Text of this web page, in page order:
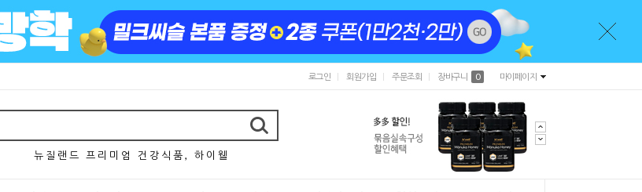
로그인 회원가입 주문조회 장바구니 0 마이페이지
뉴 질 랜 드 프 리 미 엄 건 강 식 품 , 하 이 웰